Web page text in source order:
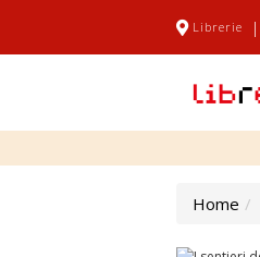
Librerie |
Home